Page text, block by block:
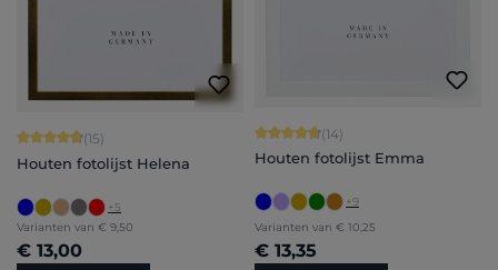
Gemiddelde waardering van 4.8 van 5 sterren
(15)
Houten fotolijst Helena
+5
Varianten van € 9,50
€ 13,00
Gemiddelde waardering van 4.86
(14)
Houten fotolijst Emma
+9
Varianten van € 10,25
€ 13,35